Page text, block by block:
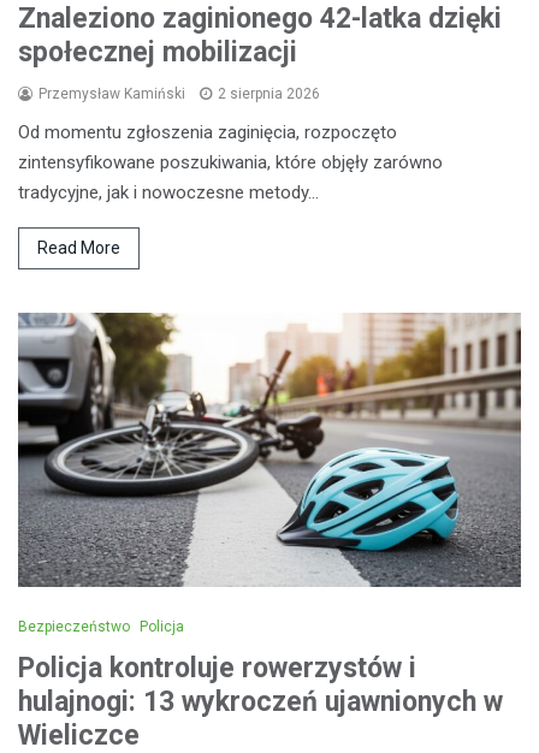
Znaleziono zaginionego 42-latka dzięki
społecznej mobilizacji
Przemysław Kamiński 2 sierpnia 2026
Od momentu zgłoszenia zaginięcia, rozpoczęto
zintensyfikowane poszukiwania, które objęły zarówno
tradycyjne, jak i nowoczesne metody…
Read More
Bezpieczeństwo Policja
Policja kontroluje rowerzystów i
hulajnogi: 13 wykroczeń ujawnionych w
Wieliczce